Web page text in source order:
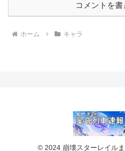
コメントを書
ホーム キャラ
© 2024 崩壊スターレイル